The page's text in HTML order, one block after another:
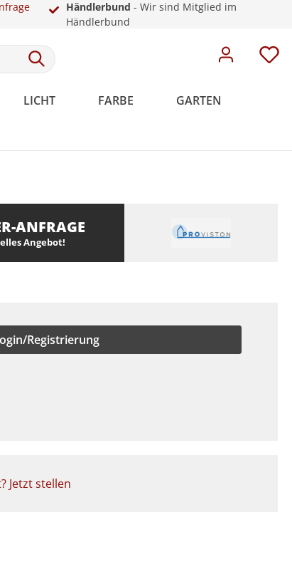
Händlerbund - Wir sind Mitglied im
Händlerbund
LICHT FARBE GARTEN
Pro
Premium
Sockelleisten
ANFRAGE
Angebot!
Registrierung
Jetzt stellen